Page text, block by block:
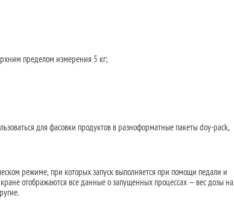
пределом измерения 5 кг;
для фасовки продуктов в разноформатные пакеты doy-pack,
режиме, при которых запуск выполняется при помощи педали и
отображаются все данные о запущенных процессах — вес дозы на